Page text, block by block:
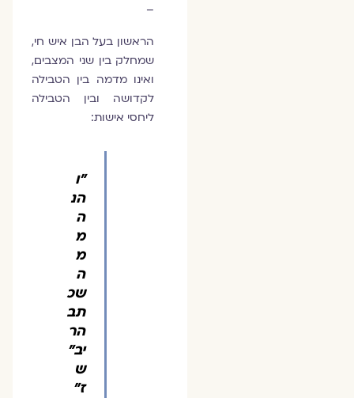
הראשון בעל הבן איש חי,
שמחלק בין שני המצבים,
ואינו מדמה בין הטבילה
לקדושה ובין הטבילה
ליחסי אישות:
"ו
הנ
ה
מ
מ
ה
שכ
תב
הר
יב"
ש
ז"